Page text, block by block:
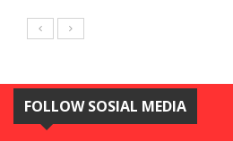
FOLLOW SOSIAL MEDIA